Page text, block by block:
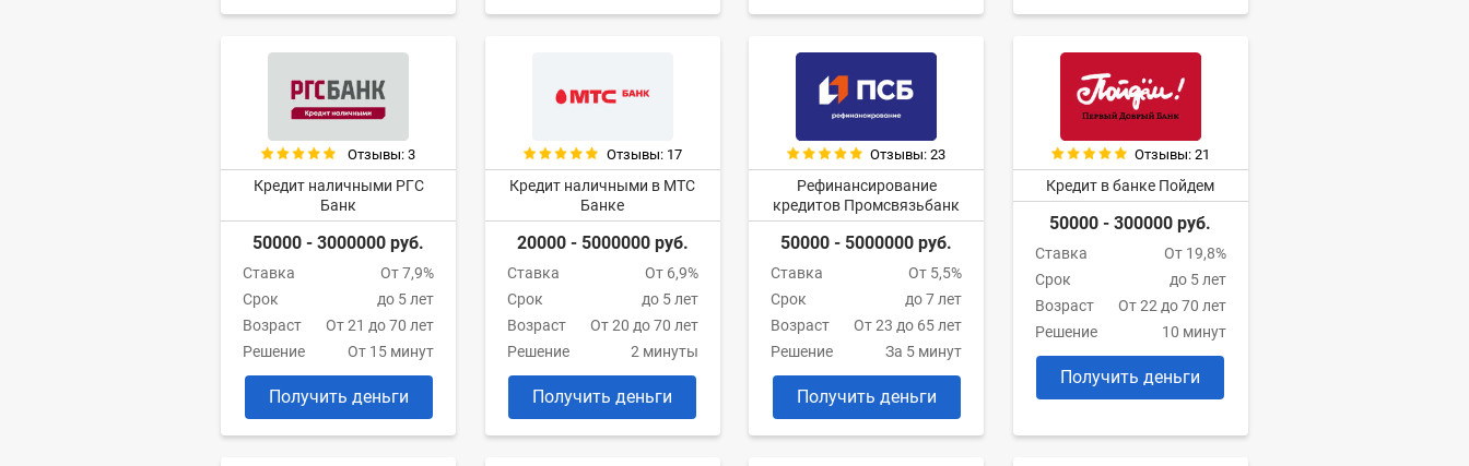
Отзывы: 3
Кредит наличными РГС
Банк
50000 - 3000000 руб.
Ставка
От 7,9%
Срок
до 5 лет
Возраст
От 21 до 70 лет
Решение
От 15 минут
Получить деньги
Отзывы: 17
Кредит наличными в МТС
Банке
20000 - 5000000 руб.
Ставка
От 6,9%
Срок
до 5 лет
Возраст
От 20 до 70 лет
Решение
2 минуты
Получить деньги
Отзывы: 23
Рефинансирование
кредитов Промсвязьбанк
50000 - 5000000 руб.
Ставка
От 5,5%
Срок
до 7 лет
Возраст
От 23 до 65 лет
Решение
За 5 минут
Получить деньги
Отзывы: 21
Кредит в банке Пойдем
50000 - 300000 руб.
Ставка
От 19,8%
Срок
до 5 лет
Возраст
От 22 до 70 лет
Решение
10 минут
Получить деньги